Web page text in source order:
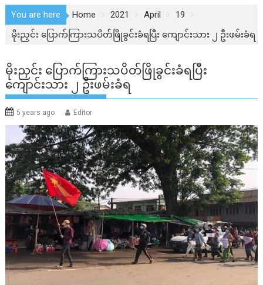
You are here Home 2021 April
19
မိုးညှင်း ပြောက်ကြားသပိတ်ဖြိုခွင်းခံရပြီး ကျောင်းသား ၂ ဦးဖမ်းခံရ
မိုးညှင်း ပြောက်ကြားသပိတ်ဖြိုခွင်းခံရပြီး
ကျောင်းသား ၂ ဦးဖမ်းခံရ
5 years ago Editor